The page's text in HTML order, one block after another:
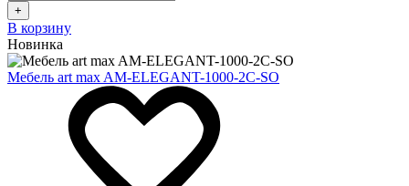
+
В корзину
Новинка
Мебель art max AM-ELEGANT-1000-2C-SO